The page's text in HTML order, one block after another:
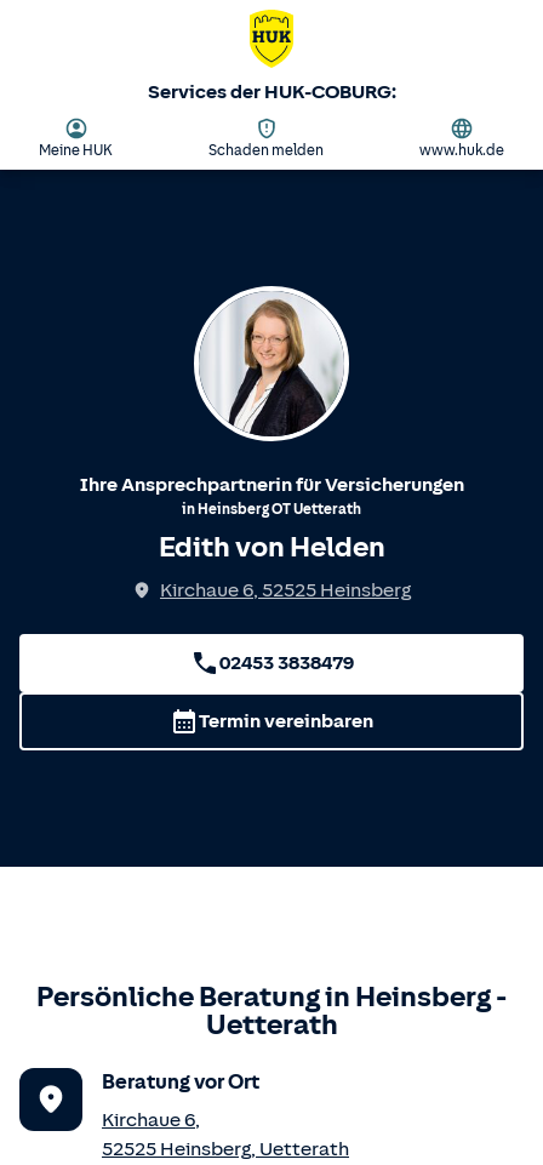
Services der HUK-COBURG:
Meine HUK Schaden melden www.huk.de
Ihre Ansprechpartnerin für Versicherungen
in HeinsbergOTUetterath
Edith von Helden
Kirchaue 6, 52525 Heinsberg
02453 3838479
Termin vereinbaren
Persönliche Beratung in Heinsberg-
Uetterath
Beratung vor Ort
Kirchaue 6,
52525 Heinsberg, Uetterath